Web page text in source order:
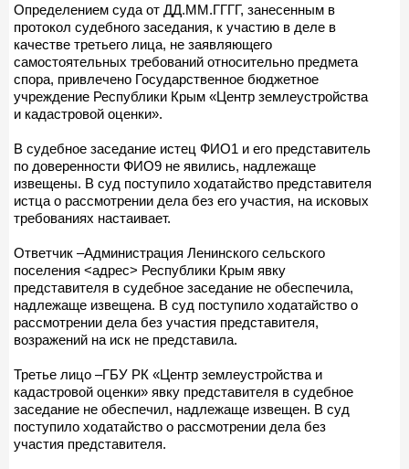
Определением суда от ДД.ММ.ГГГГ, занесенным в
протокол судебного заседания, к участию в деле в
качестве третьего лица, не заявляющего
самостоятельных требований относительно предмета
спора, привлечено Государственное бюджетное
учреждение Республики Крым «Центр землеустройства
и кадастровой оценки».
В судебное заседание истец ФИО1 и его представитель
по доверенности ФИО9 не явились, надлежаще
извещены. В суд поступило ходатайство представителя
истца о рассмотрении дела без его участия, на исковых
требованиях настаивает.
Ответчик –Администрация Ленинского сельского
поселения <адрес> Республики Крым явку
представителя в судебное заседание не обеспечила,
надлежаще извещена. В суд поступило ходатайство о
рассмотрении дела без участия представителя,
возражений на иск не представила.
Третье лицо –ГБУ РК «Центр землеустройства и
кадастровой оценки» явку представителя в судебное
заседание не обеспечил, надлежаще извещен. В суд
поступило ходатайство о рассмотрении дела без
участия представителя.